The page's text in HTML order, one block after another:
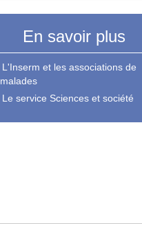
En savoir plus
L'Inserm et les associations de
malades
Le service Sciences et société